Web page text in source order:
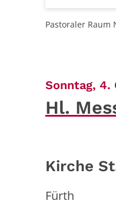
Pastoraler Raum
Sonntag, 4.
Hl.
Kirche
Fürth